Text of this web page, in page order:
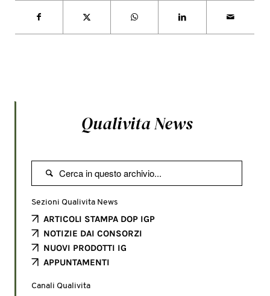
Qualivita News

Sezioni Qualivita News
ARTICOLI STAMPA DOP IGP
NOTIZIE DAI CONSORZI
NUOVI PRODOTTI IG
APPUNTAMENTI
Canali Qualivita